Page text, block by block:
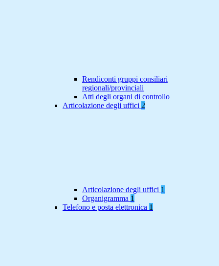
Rendiconti gruppi consiliari
regionali/provinciali
Atti degli organi di controllo
Articolazione degli uffici 2
Articolazione degli uffici 1
Organigramma 1
Telefono e posta elettronica 1